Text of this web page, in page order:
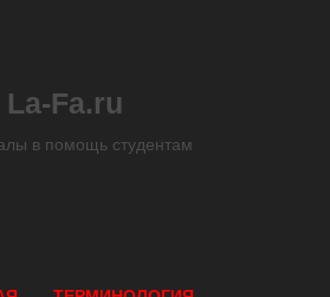
La-Fa.ru
в помощь студентам